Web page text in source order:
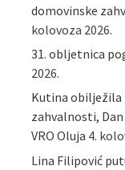
domovinske
kolovoza 2026.
31. obljetnica
2026.
Kutina obilježila
zahvalnosti,
VRO Oluja 4.
Lina Filipović